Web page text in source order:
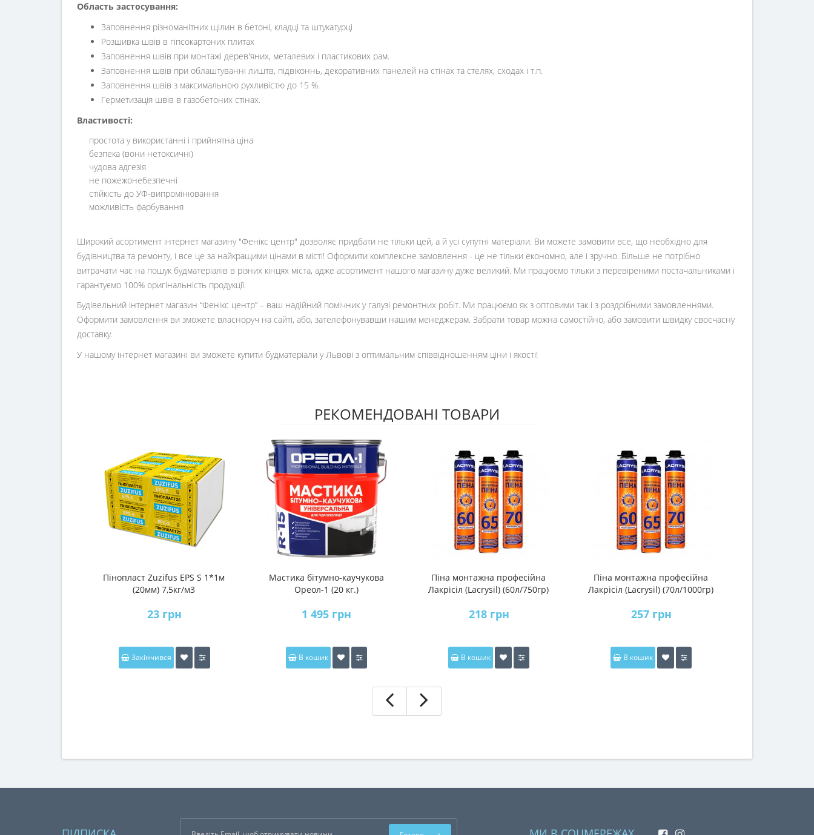
Область застосування:
Заповнення різноманітних щілин в бетоні, кладці та штукатурці
Розшивка швів в гіпсокартоних плитах
Заповнення швів при монтажі дерев'яних, металевих і пластикових рам.
Заповнення швів при облаштуванні лиштв, підвіконнь, декоративних панелей на стінах та стелях, сходах і т.п.
Заповнення швів з максимальною рухливістю до 15 %.
Герметизація швів в газобетоних стінах.
Властивості:
простота у використанні і прийнятна ціна
безпека (вони нетоксичні)
чудова адгезія
не пожежонебезпечні
стійкість до УФ-випромінювання
можливість фарбування
Широкий асортимент інтернет магазину "Фенікс центр" дозволяє придбати не тільки цей, а й усі супутні матеріали. Ви можете замовити все, що необхідно для
будівництва та ремонту, і все це за найкращими цінами в місті! Оформити комплексне замовлення - це не тільки економно, але і зручно. Більше не потрібно
витрачати час на пошук будматеріалів в різних кінцях міста, адже асортимент нашого магазину дуже великий. Ми працюємо тільки з перевіреними постачальниками і
гарантуємо 100% оригінальність продукції.
Будівельний інтернет магазин “Фенікс центр” – ваш надійний помічник у галузі ремонтних робіт. Ми працюємо як з оптовими так і з роздрібними замовленнями.
Оформити замовлення ви зможете власноруч на сайті, або, зателефонувавши нашим менеджерам. Забрати товар можна самостійно, або замовити швидку своєчасну
доставку.
У нашому інтернет магазині ви зможете купити будматеріали у Львові з оптимальним співвідношенням ціни і якості!
РЕКОМЕНДОВАНІ ТОВАРИ
Пінопласт Zuzifus EPS S 1*1м
(20мм) 7,5кг/м3
23 грн
Закінчився
Мастика бітумно-каучукова
Ореол-1 (20 кг.)
1 495 грн
В кошик
Піна монтажна професійна
Лакрісіл (Lacrysil) (60л/750гр)
218 грн
В кошик
Піна монтажна професійна
Лакрісіл (Lacrysil) (70л/1000гр)
257 грн
В кошик